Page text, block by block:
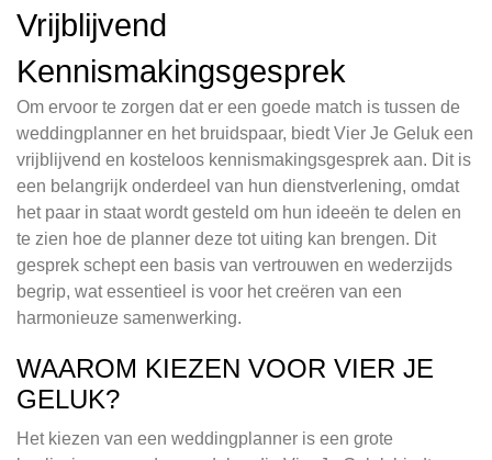
Vrijblijvend
Kennismakingsgesprek
Om ervoor te zorgen dat er een goede match is tussen de
weddingplanner en het bruidspaar, biedt Vier Je Geluk een
vrijblijvend en kosteloos kennismakingsgesprek aan. Dit is
een belangrijk onderdeel van hun dienstverlening, omdat
het paar in staat wordt gesteld om hun ideeën te delen en
te zien hoe de planner deze tot uiting kan brengen. Dit
gesprek schept een basis van vertrouwen en wederzijds
begrip, wat essentieel is voor het creëren van een
harmonieuze samenwerking.
WAAROM KIEZEN VOOR VIER JE
GELUK?
Het kiezen van een weddingplanner is een grote